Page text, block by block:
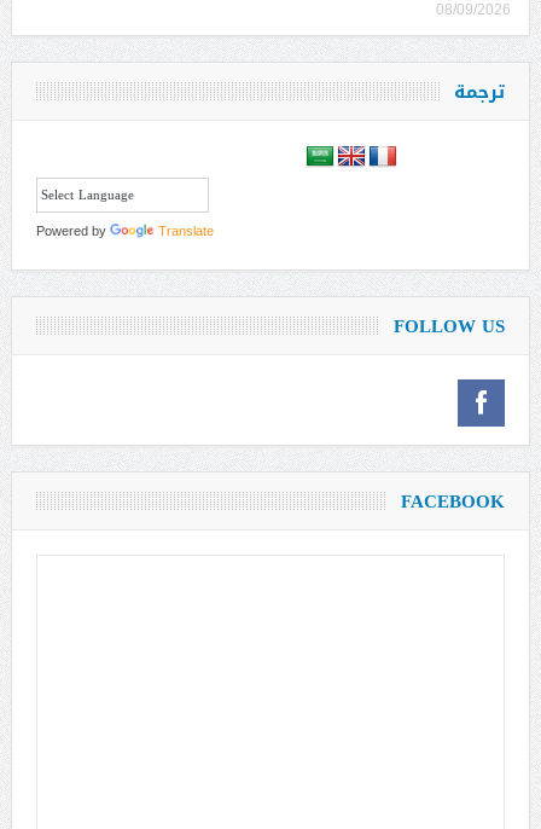
08/09/2026
ترجمة
Powered by Translate
FOLLOW US
FACEBOOK